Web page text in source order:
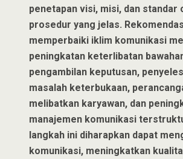
penetapan visi, misi, dan standar
prosedur yang jelas.
memperbaiki iklim komunikasi
peningkatan keterlibatan
pengambilan keputusan,
masalah keterbukaan,
melibatkan karyawan, dan
manajemen komunikasi
langkah ini diharapkan dapat
komunikasi, meningkatkan